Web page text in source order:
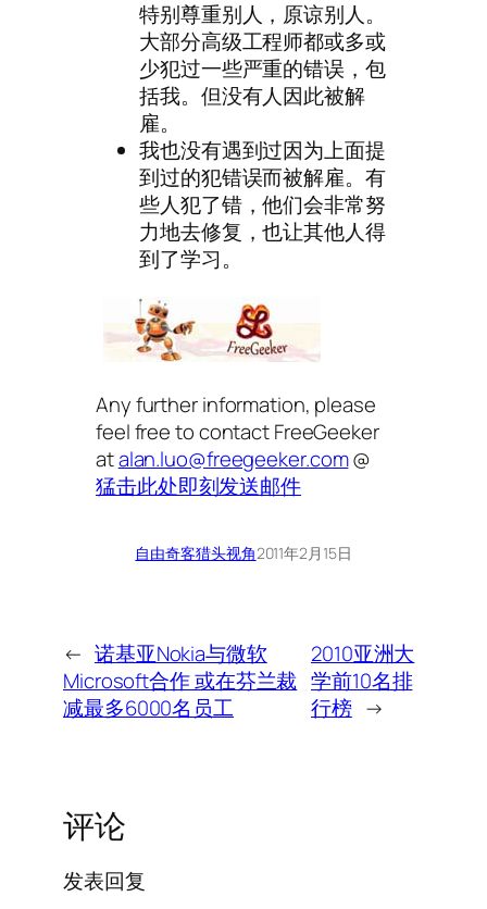
特别尊重别人，原谅别人。
大部分高级工程师都或多或
少犯过一些严重的错误，包
括我。但没有人因此被解
雇。
我也没有遇到过因为上面提
到过的犯错误而被解雇。有
些人犯了错，他们会非常努
力地去修复，也让其他人得
到了学习。
Any further information, please
feel free to contact FreeGeeker
atalan.luo@freegeeker.com@
猛击此处即刻发送邮件
自由奇客猎头视角2011年2月15日
← 诺基亚Nokia与微软
Microsoft合作 或在芬兰裁
减最多6000名员工
2010亚洲大
学前10名排
行榜 →
评论
发表回复